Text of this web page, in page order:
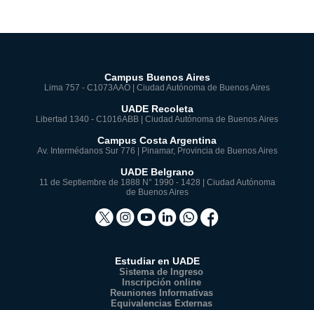
Campus Buenos Aires
Lima 757 - C1073AAO | Ciudad Autónoma de Buenos Aires
UADE Recoleta
Libertad 1340 - C1016ABB | Ciudad Autónoma de Buenos Aires
Campus Costa Argentina
Av. Intermédanos Sur 776 | Pinamar, Provincia de Buenos Aires
UADE Belgrano
11 de Septiembre de 1888 N° 1990 - 1428 | Ciudad Autónoma
de Buenos Aires
Estudiar en UADE
Sistema de Ingreso
Inscripción online
Reuniones Informativas
Equivalencias Externas